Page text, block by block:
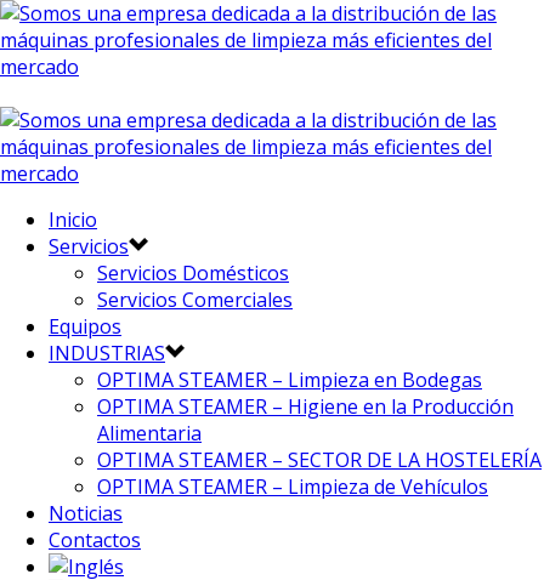
Inicio
Servicios
Servicios Domésticos
Servicios Comerciales
Equipos
INDUSTRIAS
OPTIMA STEAMER – Limpieza en Bodegas
OPTIMA STEAMER – Higiene en la Producción
Alimentaria
OPTIMA STEAMER – SECTOR DE LA HOSTELERÍA
OPTIMA STEAMER – Limpieza de Vehículos
Noticias
Contactos